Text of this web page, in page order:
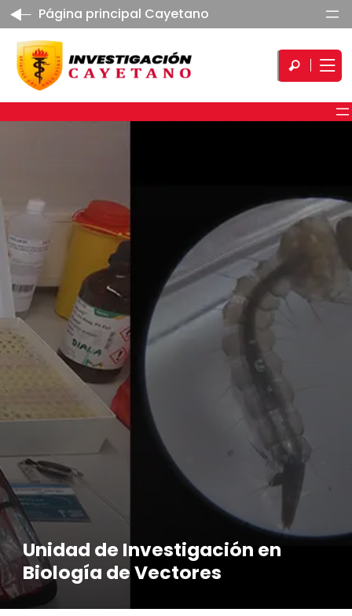
Página principal Cayetano
Unidad de Investigación en
Biología de Vectores